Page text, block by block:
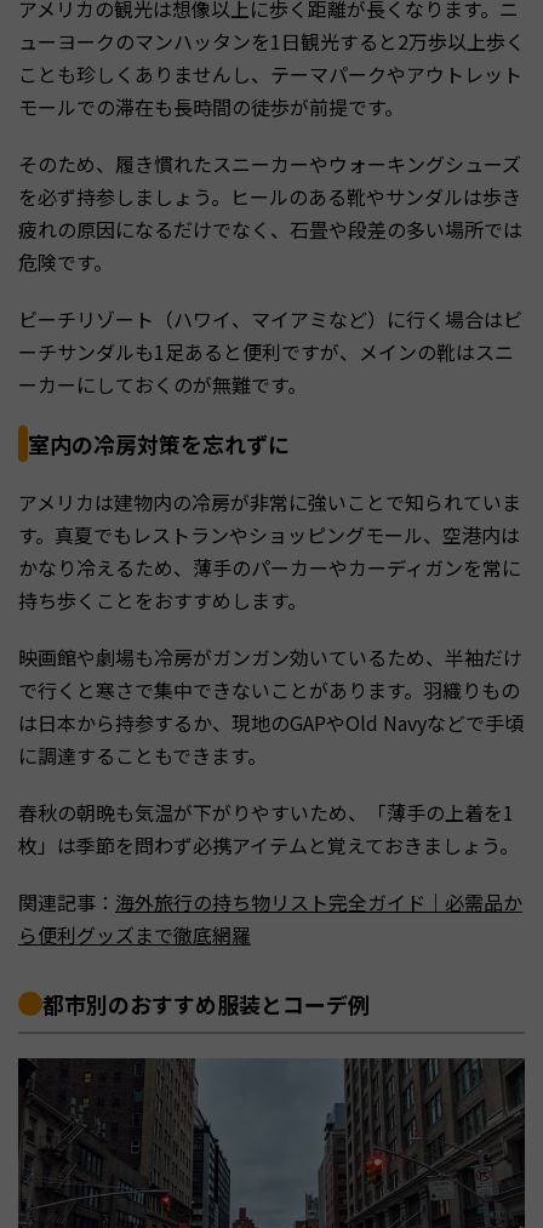
アメリカの観光は想像以上に歩く距離が長くなります。ニ
ューヨークのマンハッタンを1日観光すると2万歩以上歩く
ことも珍しくありませんし、テーマパークやアウトレット
モールでの滞在も長時間の徒歩が前提です。
そのため、履き慣れたスニーカーやウォーキングシューズ
を必ず持参しましょう。ヒールのある靴やサンダルは歩き
疲れの原因になるだけでなく、石畳や段差の多い場所では
危険です。
ビーチリゾート（ハワイ、マイアミなど）に行く場合はビ
ーチサンダルも1足あると便利ですが、メインの靴はスニ
ーカーにしておくのが無難です。
室内の冷房対策を忘れずに
アメリカは建物内の冷房が非常に強いことで知られていま
す。真夏でもレストランやショッピングモール、空港内は
かなり冷えるため、薄手のパーカーやカーディガンを常に
持ち歩くことをおすすめします。
映画館や劇場も冷房がガンガン効いているため、半袖だけ
で行くと寒さで集中できないことがあります。羽織りもの
は日本から持参するか、現地のGAPやOld Navyなどで手頃
に調達することもできます。
春秋の朝晩も気温が下がりやすいため、「薄手の上着を1
枚」は季節を問わず必携アイテムと覚えておきましょう。
関連記事： 海外旅行の持ち物リスト完全ガイド｜必需品か
ら便利グッズまで徹底網羅
都市別のおすすめ服装とコーデ例